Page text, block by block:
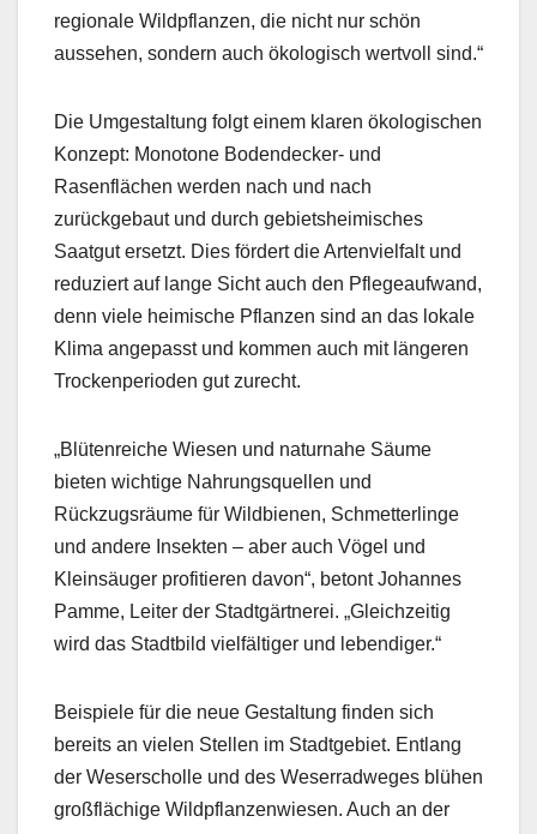
regionale Wildpflanzen, die nicht nur schön
aussehen, sondern auch ökologisch wertvoll sind.“
Die Umgestaltung folgt einem klaren ökologischen
Konzept: Monotone Bodendecker- und
Rasenflächen werden nach und nach
zurückgebaut und durch gebietsheimisches
Saatgut ersetzt. Dies fördert die Artenvielfalt und
reduziert auf lange Sicht auch den Pflegeaufwand,
denn viele heimische Pflanzen sind an das lokale
Klima angepasst und kommen auch mit längeren
Trockenperioden gut zurecht.
„Blütenreiche Wiesen und naturnahe Säume
bieten wichtige Nahrungsquellen und
Rückzugsräume für Wildbienen, Schmetterlinge
und andere Insekten – aber auch Vögel und
Kleinsäuger profitieren davon“, betont Johannes
Pamme, Leiter der Stadtgärtnerei. „Gleichzeitig
wird das Stadtbild vielfältiger und lebendiger.“
Beispiele für die neue Gestaltung finden sich
bereits an vielen Stellen im Stadtgebiet. Entlang
der Weserscholle und des Weserradweges blühen
großflächige Wildpflanzenwiesen. Auch an der